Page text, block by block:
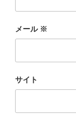
メール ※
サイト